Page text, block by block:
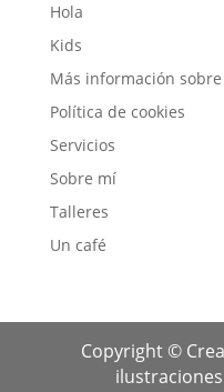
Hola
Kids
Más información sobre
Política de cookies
Servicios
Sobre mí
Talleres
Un café
Copyright ©